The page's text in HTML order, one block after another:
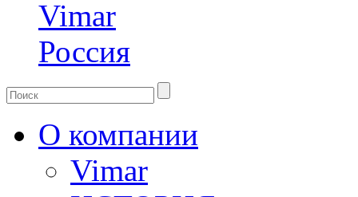
О компании
Vimar